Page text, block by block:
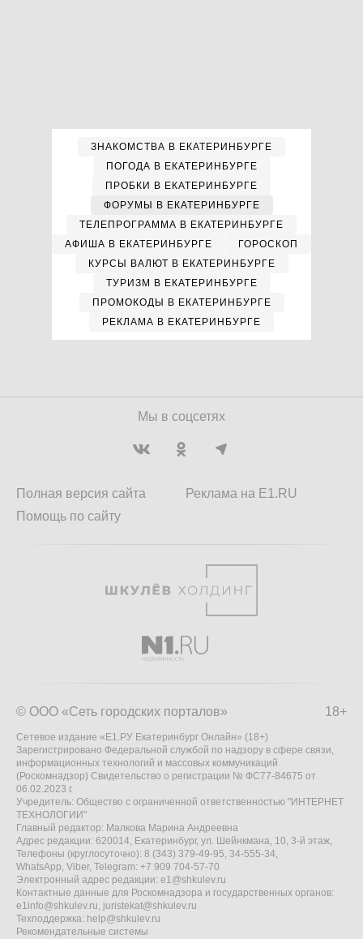
ЗНАКОМСТВА В ЕКАТЕРИНБУРГЕ
ПОГОДА В ЕКАТЕРИНБУРГЕ
ПРОБКИ В ЕКАТЕРИНБУРГЕ
ФОРУМЫ В ЕКАТЕРИНБУРГЕ
ТЕЛЕПРОГРАММА В ЕКАТЕРИНБУРГЕ
АФИША В ЕКАТЕРИНБУРГЕ
ГОРОСКОП
КУРСЫ ВАЛЮТ В ЕКАТЕРИНБУРГЕ
ТУРИЗМ В ЕКАТЕРИНБУРГЕ
ПРОМОКОДЫ В ЕКАТЕРИНБУРГЕ
РЕКЛАМА В ЕКАТЕРИНБУРГЕ
Мы в соцсетях
Полная версия сайта
Помощь по сайту
Реклама на E1.RU
18+
© ООО «Сеть городских порталов»
Сетевое издание «Е1.РУ Екатеринбург Онлайн» (18+)
Зарегистрировано Федеральной службой по надзору в сфере связи,
информационных технологий и массовых коммуникаций
(Роскомнадзор) Свидетельство о регистрации № ФС77-84675 от
06.02.2023 г.
Учредитель: Общество с ограниченной ответственностью "ИНТЕРНЕТ
ТЕХНОЛОГИИ"
Главный редактор: Малкова Марина Андреевна
Адрес редакции: 620014, Екатеринбург, ул. Шейнкмана, 10, 3-й этаж,
Телефоны (круглосуточно): 8 (343) 379-49-95, 34-555-34,
WhatsApp, Viber, Telegram: +7 909 704-57-70
Электронный адрес редакции: e1@shkulev.ru
Контактные данные для Роскомнадзора и государственных органов:
e1info@shkulev.ru, juristekat@shkulev.ru
Техподдержка: help@shkulev.ru
Рекомендательные системы